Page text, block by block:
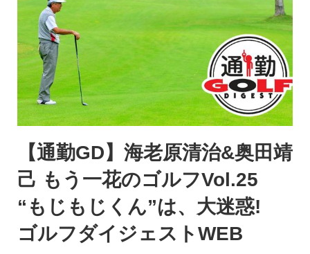
【通勤GD】海老原清治&奥田靖
己 もう一花のゴルフVol.25
“もじもじくん”は、大迷惑!
ゴルフダイジェストWEB